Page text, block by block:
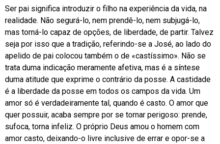
Ser pai significa introduzir o filho na experiência da vida, na
realidade. Não segurá-lo, nem prendê-lo, nem subjugá-lo,
mas torná-lo capaz de opções, de liberdade, de partir. Talvez
seja por isso que a tradição, referindo-se a José, ao lado do
apelido de pai colocou também o de «castíssimo». Não se
trata duma indicação meramente afetiva, mas é a síntese
duma atitude que exprime o contrário da posse. A castidade
é a liberdade da posse em todos os campos da vida. Um
amor só é verdadeiramente tal, quando é casto. O amor que
quer possuir, acaba sempre por se tornar perigoso: prende,
sufoca, torna infeliz. O próprio Deus amou o homem com
amor casto, deixando-o livre inclusive de errar e opor-se a